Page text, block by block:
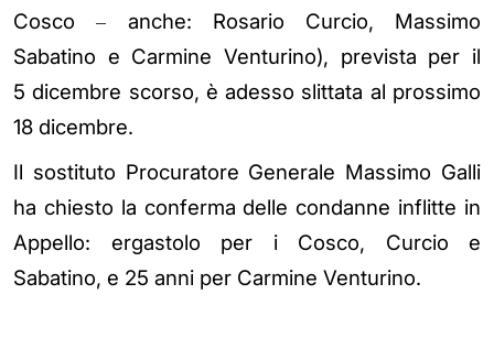
Cosco – anche: Rosario Curcio, Massimo
Sabatino e Carmine Venturino), prevista per il
5 dicembre scorso, è adesso slittata al prossimo
18 dicembre.
Il sostituto Procuratore Generale Massimo Galli
ha chiesto la conferma delle condanne inflitte in
Appello: ergastolo per i Cosco, Curcio e
Sabatino, e 25 anni per Carmine Venturino.